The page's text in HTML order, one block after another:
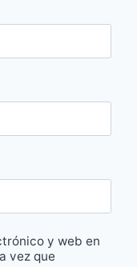
y web en
vez que